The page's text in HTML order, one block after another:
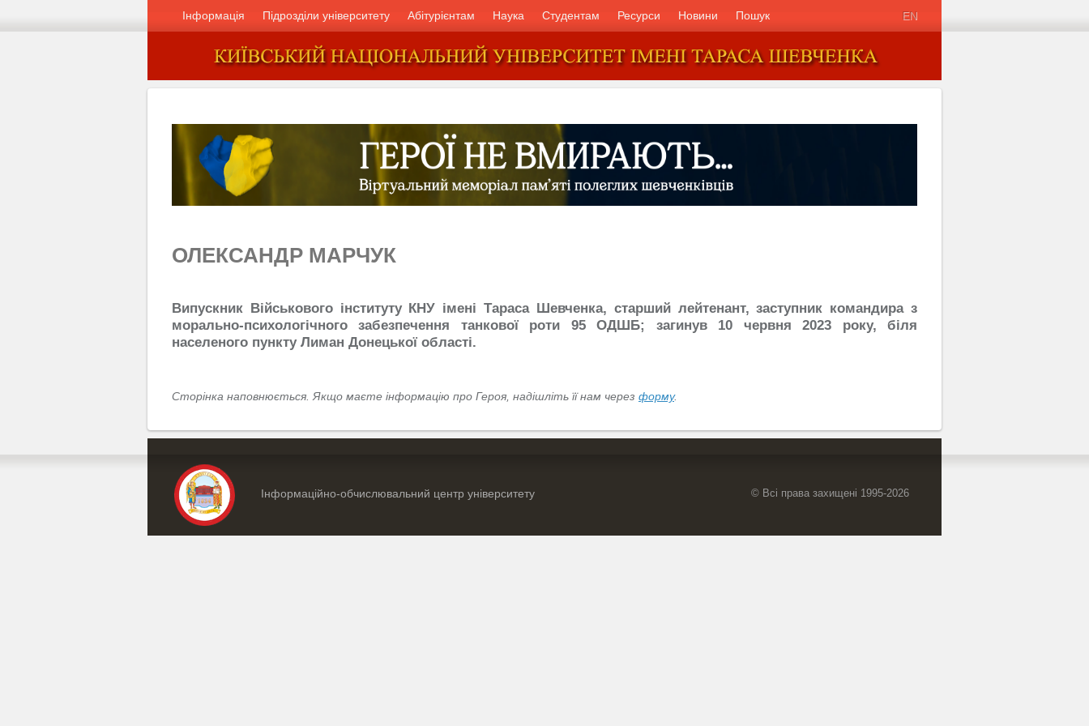
Інформація Підрозділи університету Абітурієнтам Наука Студентам Ресурси Новини Пошук EN
ОЛЕКСАНДР МАРЧУК
Випускник Військового інституту КНУ імені Тараса Шевченка, старший лейтенант, заступник командира з
морально-психологічного забезпечення танкової роти 95 ОДШБ; загинув 10 червня 2023 року, біля
населеного пункту Лиман Донецької області.
Сторінка наповнюється. Якщо маєте інформацію про Героя, надішліть її нам через форму.
Інформаційно-обчислювальний центр університету © Всі права захищені 1995-2026